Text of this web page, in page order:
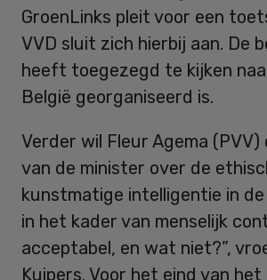
GroenLinks pleit voor een
VVD sluit zich hierbij aan. De
heeft toegezegd te kijken
België georganiseerd is.
Verder wil Fleur Agema (PVV)
van de minister over de
kunstmatige intelligentie in de
in het kader van menselijk
acceptabel, en wat niet?”,
Kuipers. Voor het eind van